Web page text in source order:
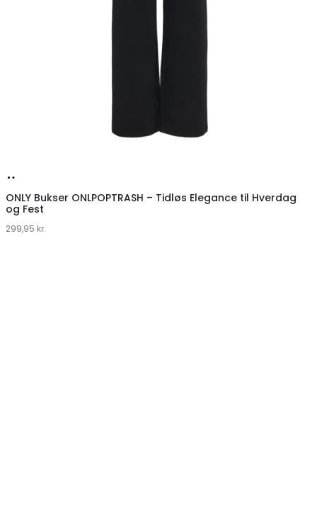
hos
ONLY Bukser ONLPOPTRASH – Tidløs Elegance til Hverdag
og Fest
299,95 kr.